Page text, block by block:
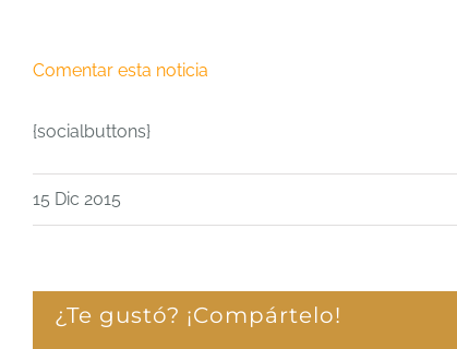
Comentar esta noticia
{socialbuttons}
15 Dic 2015
¿Te gustó? ¡Compártelo!